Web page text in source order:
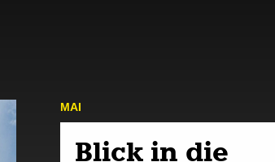
MAI
Blick in die